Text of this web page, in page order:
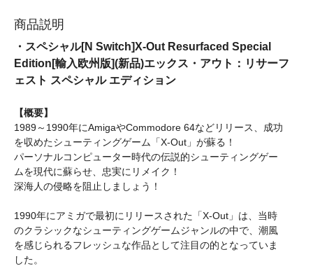
商品説明
・スペシャル[N Switch]X-Out Resurfaced Special
Edition[輸入欧州版](新品)エックス・アウト：リサーフ
ェスト スペシャル エディション
【概要】
1989～1990年にAmigaやCommodore 64などリリース、成功
を収めたシューティングゲーム「X-Out」が蘇る！
パーソナルコンピューター時代の伝説的シューティングゲー
ムを現代に蘇らせ、忠実にリメイク！
深海人の侵略を阻止しましょう！
1990年にアミガで最初にリリースされた「X-Out」は、当時
のクラシックなシューティングゲームジャンルの中で、潮風
を感じられるフレッシュな作品として注目の的となっていま
した。